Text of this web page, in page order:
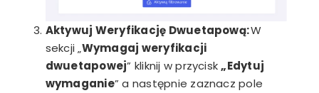
Aktywuj Weryfikację Dwuetapową:W
sekcji „Wymagaj weryfikacji
dwuetapowej” kliknij w przycisk„Edytuj
wymaganie” a następnie zaznacz pole